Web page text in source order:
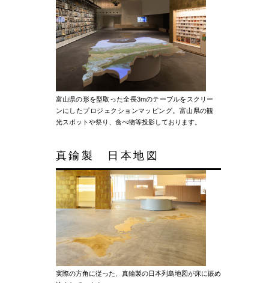
富山県の形を型取った全長3mのテーブルをスクリー
ンにしたプロジェクションマッピング。富山県の観
光スポットや祭り、食べ物等投影しております。
真鍮製 日本地図
実際の方角に従った、真鍮製の日本列島地図が床に嵌め